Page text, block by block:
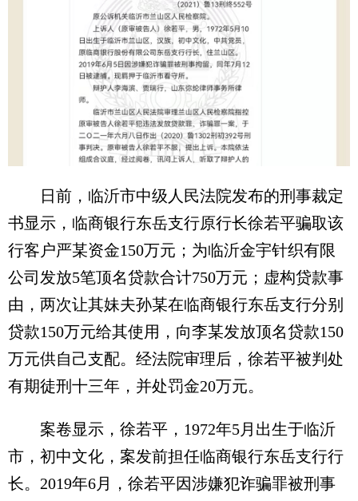
日前，临沂市中级人民法院发布的刑事裁定
书显示，临商银行东岳支行原行长徐若平骗取该
行客户严某资金150万元；为临沂金宇针织有限
公司发放5笔顶名贷款合计750万元；虚构贷款事
由，两次让其妹夫孙某在临商银行东岳支行分别
贷款150万元给其使用，向李某发放顶名贷款150
万元供自己支配。经法院审理后，徐若平被判处
有期徒刑十三年，并处罚金20万元。
案卷显示，徐若平，1972年5月出生于临沂
市，初中文化，案发前担任临商银行东岳支行行
长。2019年6月，徐若平因涉嫌犯诈骗罪被刑事